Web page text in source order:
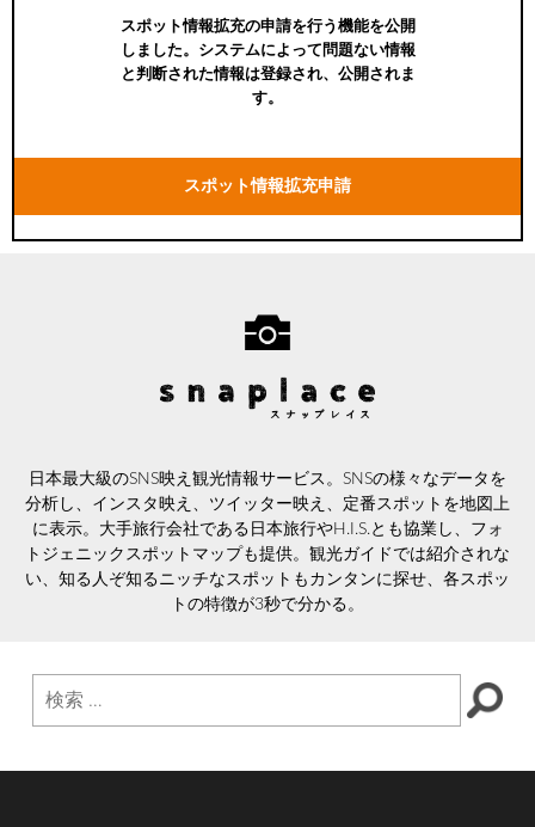
スポット情報拡充の申請を行う機能を公開
しました。システムによって問題ない情報
と判断された情報は登録され、公開されま
す。
スポット情報拡充申請
日本最大級のSNS映え観光情報サービス。SNSの様々なデータを
分析し、インスタ映え、ツイッター映え、定番スポットを地図上
に表示。大手旅行会社である日本旅行やH.I.S.とも協業し、フォ
トジェニックスポットマップも提供。観光ガイドでは紹介されな
い、知る人ぞ知るニッチなスポットもカンタンに探せ、各スポッ
トの特徴が3秒で分かる。